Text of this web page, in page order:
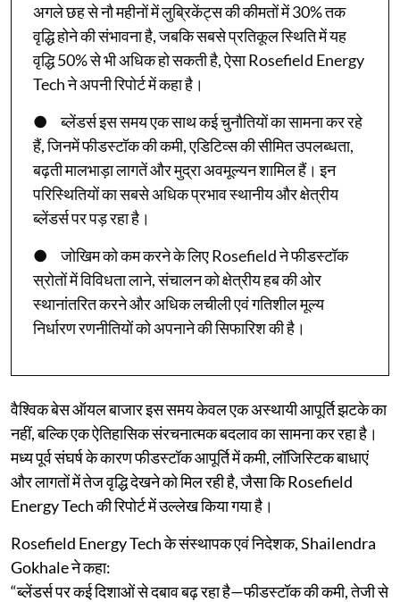
अगले छह से नौ महीनों में लुब्रिकेंट्स की कीमतों में 30% तक
वृद्धि होने की संभावना है, जबकि सबसे प्रतिकूल स्थिति में यह
वृद्धि 50% से भी अधिक हो सकती है, ऐसा Rosefield Energy
Tech ने अपनी रिपोर्ट में कहा है।
● ब्लेंडर्स इस समय एक साथ कई चुनौतियों का सामना कर रहे
हैं, जिनमें फीडस्टॉक की कमी, एडिटिव्स की सीमित उपलब्धता,
बढ़ती मालभाड़ा लागतें और मुद्रा अवमूल्यन शामिल हैं। इन
परिस्थितियों का सबसे अधिक प्रभाव स्थानीय और क्षेत्रीय
ब्लेंडर्स पर पड़ रहा है।
● जोखिम को कम करने के लिए Rosefield ने फीडस्टॉक
स्रोतों में विविधता लाने, संचालन को क्षेत्रीय हब की ओर
स्थानांतरित करने और अधिक लचीली एवं गतिशील मूल्य
निर्धारण रणनीतियों को अपनाने की सिफारिश की है।
वैश्विक बेस ऑयल बाजार इस समय केवल एक अस्थायी आपूर्ति झटके का
नहीं, बल्कि एक ऐतिहासिक संरचनात्मक बदलाव का सामना कर रहा है।
मध्य पूर्व संघर्ष के कारण फीडस्टॉक आपूर्ति में कमी, लॉजिस्टिक बाधाएं
और लागतों में तेज वृद्धि देखने को मिल रही है, जैसा कि Rosefield
Energy Tech की रिपोर्ट में उल्लेख किया गया है।
Rosefield Energy Tech के संस्थापक एवं निदेशक, Shailendra
Gokhale ने कहा:
“ब्लेंडर्स पर कई दिशाओं से दबाव बढ़ रहा है—फीडस्टॉक की कमी, तेजी से